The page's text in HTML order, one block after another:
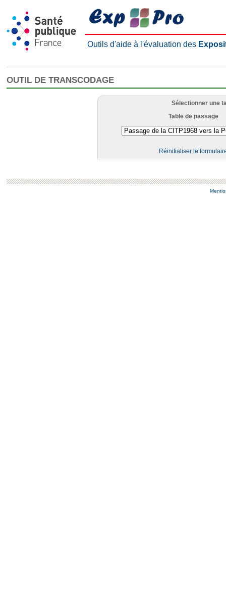
Outils d'aide à l'évaluation des
OUTIL DE TRANSCODAGE
Sélectionner une
Table de passage
Réinitialiser le